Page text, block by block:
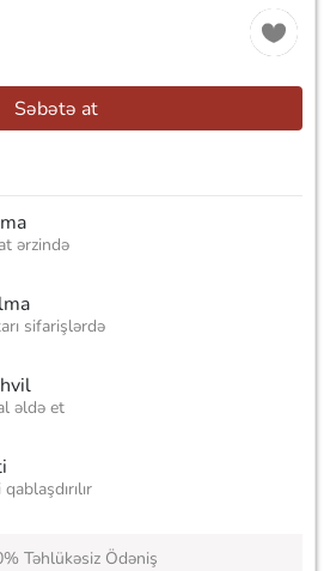
Səbətə at
ərzində
sifarişlərdə
əldə et
Təhlükəsiz Ödəniş